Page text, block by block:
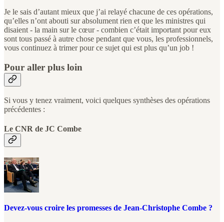
Je le sais d’autant mieux que j’ai relayé chacune de ces opérations,
qu’elles n’ont abouti sur absolument rien et que les ministres qui
disaient - la main sur le cœur - combien c’était important pour eux
sont tous passé à autre chose pendant que vous, les professionnels,
vous continuez à trimer pour ce sujet qui est plus qu’un job !
Pour aller plus loin
Si vous y tenez vraiment, voici quelques synthèses des opérations
précédentes :
Le CNR de JC Combe
Devez-vous croire les promesses de Jean-Christophe Combe ?